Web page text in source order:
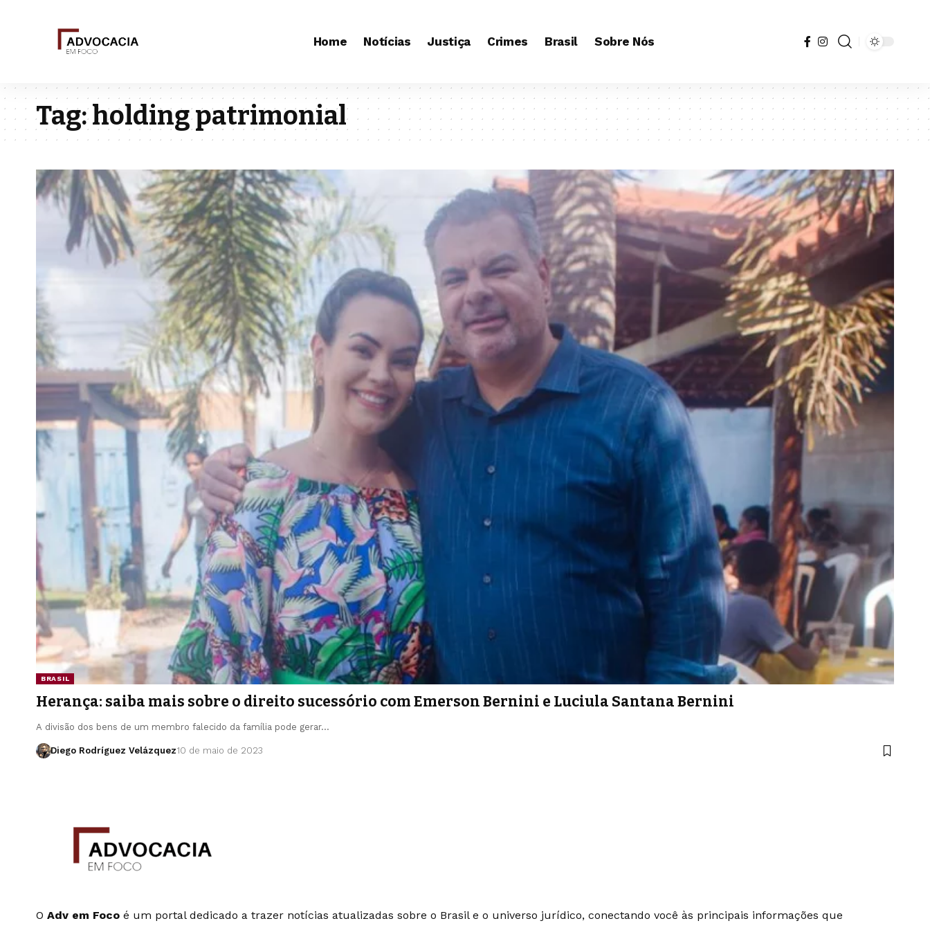
Home Notícias Justiça Crimes Brasil Sobre Nós
Tag:holding patrimonial
BRASIL
Herança: saiba mais sobre o direito sucessório com Emerson Bernini e Luciula Santana Bernini
A divisão dos bens de um membro falecido da família pode gerar…
Diego Rodríguez Velázquez10 de maio de 2023
O Adv em Foco é um portal dedicado a trazer notícias atualizadas sobre o Brasil e o universo jurídico, conectando você às principais informações que